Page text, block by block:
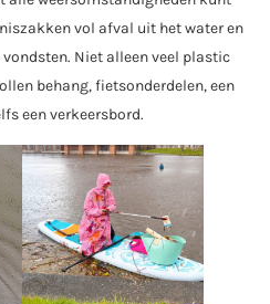
vol afval uit het water en
Niet alleen veel plastic
behang, fietsonderdelen, een
een verkeersbord.